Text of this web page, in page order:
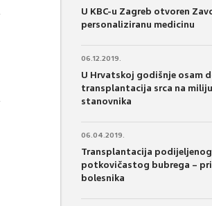
U KBC-u Zagreb otvoren
personaliziranu medicinu
06.12.2019.
U Hrvatskoj godišnje osam
transplantacija srca na
stanovnika
06.04.2019.
Transplantacija
potkovičastog bubrega –
bolesnika